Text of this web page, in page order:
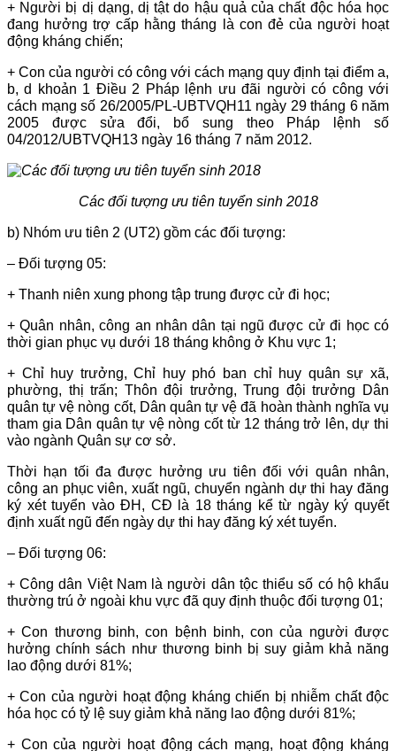
+ Người bị dị dạng, dị tật do hậu quả của chất độc hóa học
đang hưởng trợ cấp hằng tháng là con đẻ của người hoạt
động kháng chiến;
+ Con của người có công với cách mạng quy định tại điểm a,
b, d khoản 1 Điều 2 Pháp lệnh ưu đãi người có công với
cách mạng số 26/2005/PL-UBTVQH11 ngày 29 tháng 6 năm
2005 được sửa đổi, bổ sung theo Pháp lệnh số
04/2012/UBTVQH13 ngày 16 tháng 7 năm 2012.
Các đối tượng ưu tiên tuyển sinh 2018
b) Nhóm ưu tiên 2 (UT2) gồm các đối tượng:
– Đối tượng 05:
+ Thanh niên xung phong tập trung được cử đi học;
+ Quân nhân, công an nhân dân tại ngũ được cử đi học có
thời gian phục vụ dưới 18 tháng không ở Khu vực 1;
+ Chỉ huy trưởng, Chỉ huy phó ban chỉ huy quân sự xã,
phường, thị trấn; Thôn đội trưởng, Trung đội trưởng Dân
quân tự vệ nòng cốt, Dân quân tự vệ đã hoàn thành nghĩa vụ
tham gia Dân quân tự vệ nòng cốt từ 12 tháng trở lên, dự thi
vào ngành Quân sự cơ sở.
Thời hạn tối đa được hưởng ưu tiên đối với quân nhân,
công an phục viên, xuất ngũ, chuyển ngành dự thi hay đăng
ký xét tuyển vào ĐH, CĐ là 18 tháng kể từ ngày ký quyết
định xuất ngũ đến ngày dự thi hay đăng ký xét tuyển.
– Đối tượng 06:
+ Công dân Việt Nam là người dân tộc thiểu số có hộ khẩu
thường trú ở ngoài khu vực đã quy định thuộc đối tượng 01;
+ Con thương binh, con bệnh binh, con của người được
hưởng chính sách như thương binh bị suy giảm khả năng
lao động dưới 81%;
+ Con của người hoạt động kháng chiến bị nhiễm chất độc
hóa học có tỷ lệ suy giảm khả năng lao động dưới 81%;
+ Con của người hoạt động cách mạng, hoạt động kháng